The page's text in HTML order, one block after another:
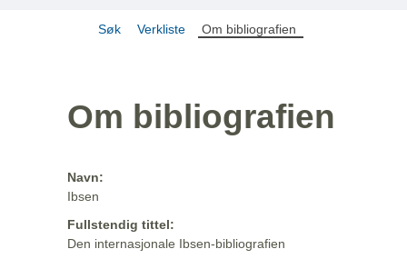
Søk Verkliste Om bibliografien
Om bibliografien
Navn:
Ibsen
Fullstendig tittel:
Den internasjonale Ibsen-bibliografien